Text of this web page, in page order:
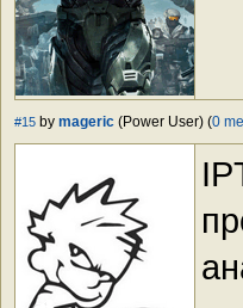
#15 by mageric (Power User) (0